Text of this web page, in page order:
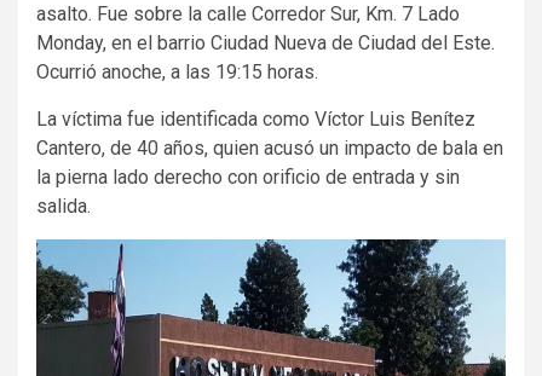
asalto. Fue sobre la calle Corredor Sur, Km. 7 Lado
Monday, en el barrio Ciudad Nueva de Ciudad del Este.
Ocurrió anoche, a las 19:15 horas.
La víctima fue identificada como Víctor Luis Benítez
Cantero, de 40 años, quien acusó un impacto de bala en
la pierna lado derecho con orificio de entrada y sin
salida.